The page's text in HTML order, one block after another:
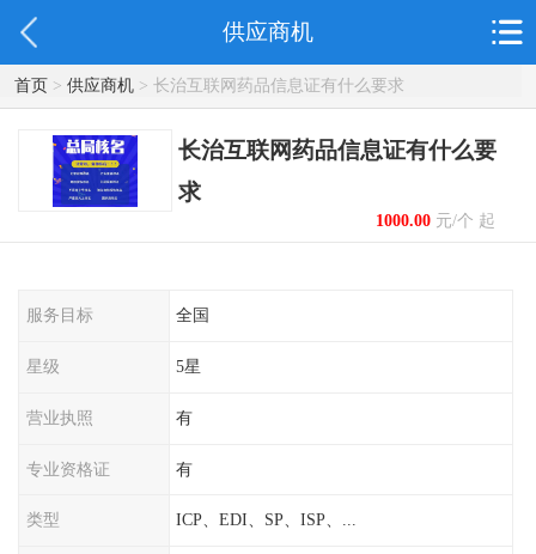
供应商机
首页> 供应商机> 长治互联网药品信息证有什么要求
长治互联网药品信息证有什么要
求
1000.00元/个 起
服务目标 全国
星级 5星
营业执照 有
专业资格证 有
类型 ICP、EDI、SP、ISP、...